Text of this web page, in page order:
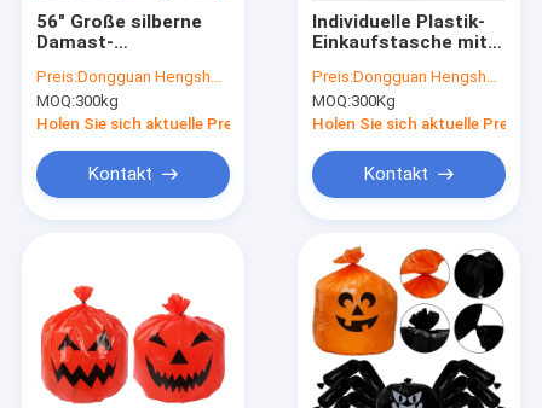
Produkte
Über uns
Fabrik-Ausflug
56" Große silberne
Damast-
LDPE-Kunststoff mit
individuellem Druck
für Verlobungsfeiern
Preis:Dongguan Hengsheng Polybag
MOQ:300kg
Holen Sie sich aktuelle Preis
Kontakt
Individuelle Plastik-
Einkaufstasche mit
und Tiefdruck in
individueller Größe
Preis:Dongguan Hengsheng Polybag
MOQ:300Kg
Holen Sie sich aktuelle Preis
Kontakt